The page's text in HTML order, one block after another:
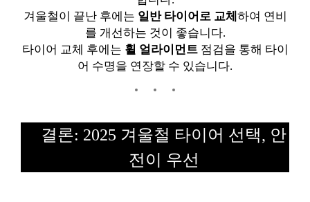
겨울철이 끝난 후에는 일반 타이어로 교체 하여 연비
를 개선하는 것이 좋습니다.
타이어 교체 후에는 휠 얼라이먼트 점검을 통해 타이
어 수명을 연장할 수 있습니다.
결론: 2025 겨울철 타이어 선택, 안
전이 우선